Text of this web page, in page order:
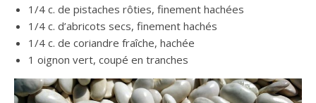
1/4 c. de pistaches rôties, finement hachées
1/4 c. d’abricots secs, finement hachés
1/4 c. de coriandre fraîche, hachée
1 oignon vert, coupé en tranches